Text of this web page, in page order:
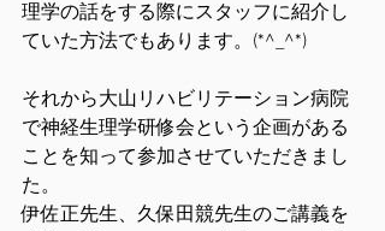
理学の話をする際にスタッフに紹介し
ていた方法でもあります。(*^_^*)
それから大山リハビリテーション病院
で神経生理学研修会という企画がある
ことを知って参加させていただきまし
た。
伊佐正先生、久保田競先生のご講義を